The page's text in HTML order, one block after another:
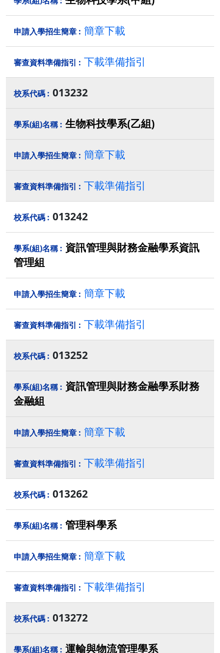
簡章下載
下載準備指引
013232
生物科技學系(乙組)
簡章下載
下載準備指引
013242
資訊管理與財務金融學系資訊
管理組
簡章下載
下載準備指引
013252
資訊管理與財務金融學系財務
金融組
簡章下載
下載準備指引
013262
管理科學系
簡章下載
下載準備指引
013272
運輸與物流管理學系